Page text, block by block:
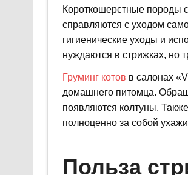
Короткошерстные породы
справляются с уходом
гигиенические уходы и
нуждаются в стрижках, но
Груминг котов в салонах
домашнего питомца.
появляются колтуны.
полноценно за собой
Польза